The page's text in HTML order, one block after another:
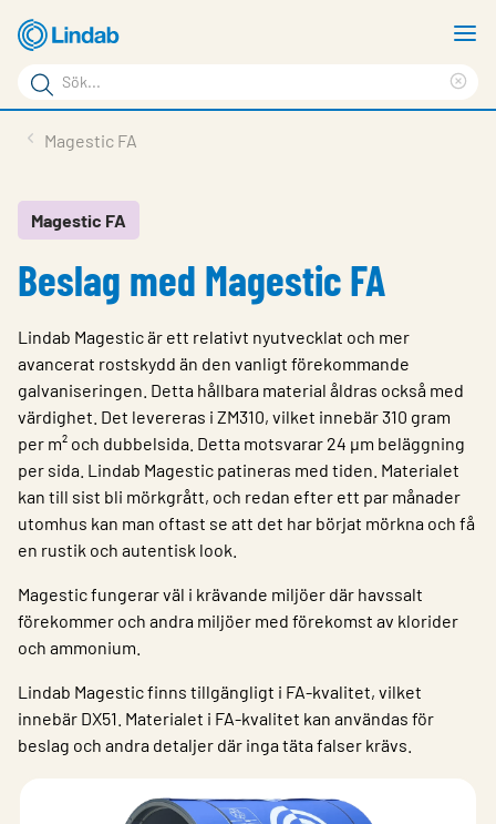
Hoppa
till
huvudinnehållet
Sökord
Sök
på
Service & Support
Hållbarhet
Kontakt
Logga in
Choose languge
Magestic FA
Magestic FA
Beslag med Magestic FA
Lindab Magestic är ett relativt nyutvecklat och mer
avancerat rostskydd än den vanligt förekommande
galvaniseringen. Detta hållbara material åldras också med
värdighet. Det levereras i ZM310, vilket innebär 310 gram
per m² och dubbelsida. Detta motsvarar 24 µm beläggning
per sida. Lindab Magestic patineras med tiden. Materialet
kan till sist bli mörkgrått, och redan efter ett par månader
utomhus kan man oftast se att det har börjat mörkna och få
en rustik och autentisk look.
Magestic fungerar väl i krävande miljöer där havssalt
förekommer och andra miljöer med förekomst av klorider
och ammonium.
Lindab Magestic finns tillgängligt i FA-kvalitet, vilket
innebär DX51. Materialet i FA-kvalitet kan användas för
beslag och andra detaljer där inga täta falser krävs. ​